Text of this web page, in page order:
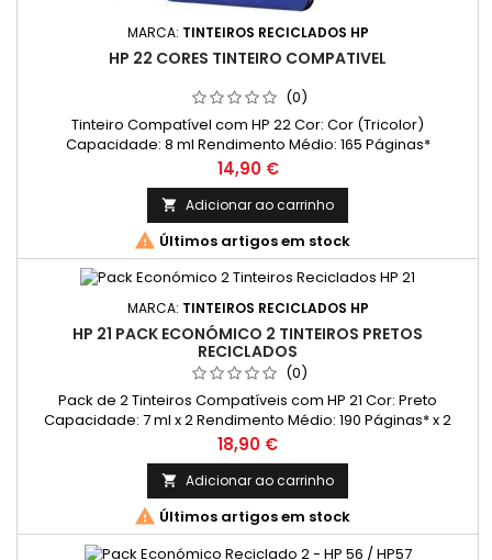
MARCA: TINTEIROS RECICLADOS HP
HP 22 CORES TINTEIRO COMPATIVEL
(0)
Tinteiro Compatível com HP 22 Cor: Cor (Tricolor)
Capacidade: 8 ml Rendimento Médio: 165 Páginas*
Preço
14,90 €
 Adicionar ao carrinho
 Últimos artigos em stock
MARCA: TINTEIROS RECICLADOS HP
HP 21 PACK ECONÓMICO 2 TINTEIROS PRETOS
RECICLADOS
(0)
Pack de 2 Tinteiros Compatíveis com HP 21 Cor: Preto
Capacidade: 7 ml x 2 Rendimento Médio: 190 Páginas* x 2
Preço
18,90 €
 Adicionar ao carrinho
 Últimos artigos em stock